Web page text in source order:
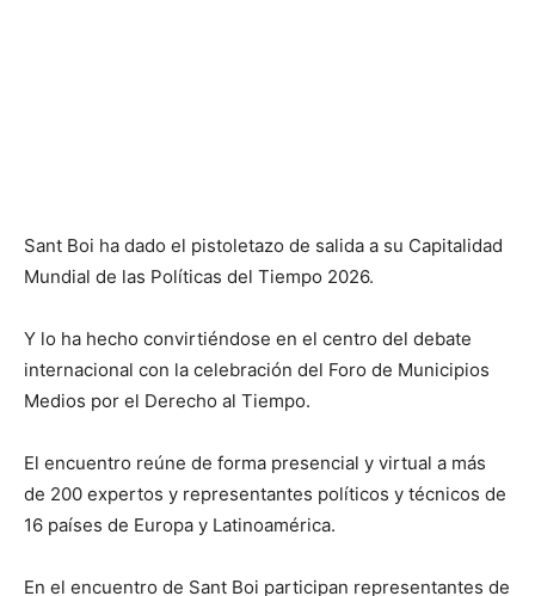
Sant Boi ha dado el pistoletazo de salida a su Capitalidad
Mundial de las Políticas del Tiempo 2026.
Y lo ha hecho convirtiéndose en el centro del debate
internacional con la celebración del Foro de Municipios
Medios por el Derecho al Tiempo.
El encuentro reúne de forma presencial y virtual a más
de 200 expertos y representantes políticos y técnicos de
16 países de Europa y Latinoamérica.
En el encuentro de Sant Boi participan representantes de